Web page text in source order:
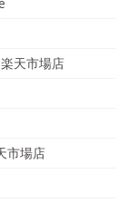
天市場店
市場店